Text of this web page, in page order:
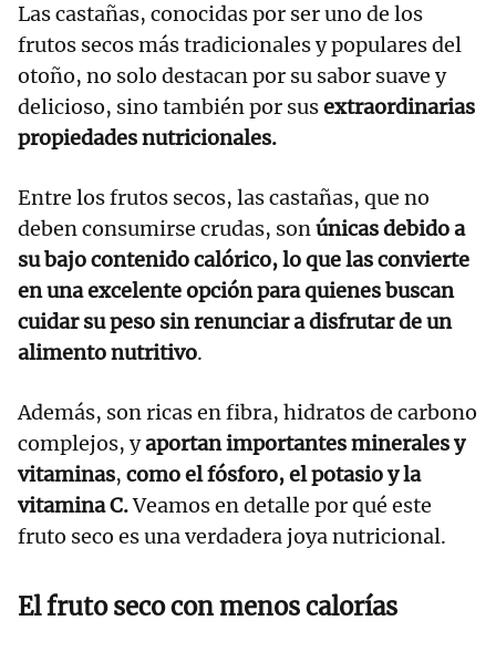
Las castañas, conocidas por ser uno de los
frutos secos más tradicionales y populares del
otoño, no solo destacan por su sabor suave y
delicioso, sino también por susextraordinarias
propiedades nutricionales.
Entre los frutos secos, las castañas, que no
deben consumirse crudas, sonúnicas debido a
su bajo contenido calórico, lo que las convierte
en una excelente opción para quienes buscan
cuidar su peso sin renunciar a disfrutar de un
alimento nutritivo.
Además, son ricas en fibra, hidratos de carbono
complejos, yaportan importantes minerales y
vitaminas, como el fósforo, el potasio y la
vitamina C.Veamos en detalle por qué este
fruto seco es una verdadera joya nutricional.
El fruto seco con menos calorías